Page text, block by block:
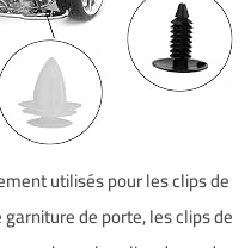
utilisés pour les clips de
de porte, les clips de